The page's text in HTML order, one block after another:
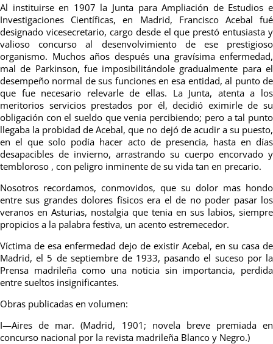
Al instituirse en 1907 la Junta para Ampliación de Estudios e
Investigaciones Científicas, en Madrid, Francisco Acebal fué
designado vicesecretario, cargo desde el que prestó entusiasta y
valioso concurso al desenvolvimiento de ese prestigioso
organismo. Muchos años después una gravísima enfermedad,
mal de Parkinson, fue imposibilitándole gradualmente para el
desempeño normal de sus funciones en esa entidad, al punto de
que fue necesario relevarle de ellas. La Junta, atenta a los
meritorios servicios prestados por él, decidió eximirle de su
obligación con el sueldo que venia percibiendo; pero a tal punto
llegaba la probidad de Acebal, que no dejó de acudir a su puesto,
en el que solo podía hacer acto de presencia, hasta en días
desapacibles de invierno, arrastrando su cuerpo encorvado y
tembloroso , con peligro inminente de su vida tan en precario.
Nosotros recordamos, conmovidos, que su dolor mas hondo
entre sus grandes dolores físicos era el de no poder pasar los
veranos en Asturias, nostalgia que tenia en sus labios, siempre
propicios a la palabra festiva, un acento estremecedor.
Víctima de esa enfermedad dejo de existir Acebal, en su casa de
Madrid, el 5 de septiembre de 1933, pasando el suceso por la
Prensa madrileña como una noticia sin importancia, perdida
entre sueltos insignificantes.
Obras publicadas en volumen:
I—Aires de mar. (Madrid, 1901; novela breve premiada en
concurso nacional por la revista madrileña Blanco y Negro.)